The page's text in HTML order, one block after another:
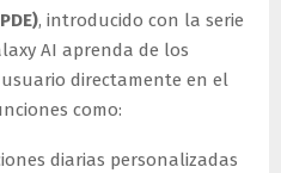
, introducido con la serie
AI aprenda de los
directamente en el
como:
diarias personalizadas